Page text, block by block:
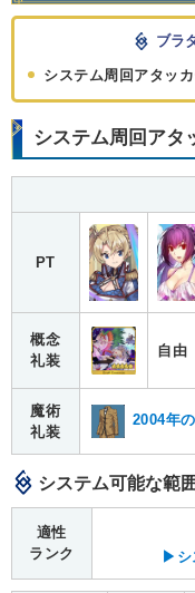
ブラ
システム周回アタッ
システム周回アタ
PT
概念
礼装
自由
魔術
礼装
2004年
システム可能な範囲
適性
ランク
▶シ